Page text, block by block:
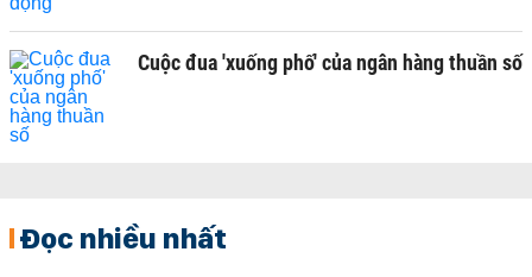
Cuộc đua 'xuống phố' của ngân hàng thuần số
Đọc nhiều nhất